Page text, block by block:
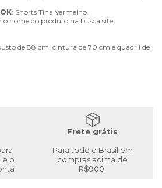
: Shorts Tina Vermelho.
o nome do produto na busca site.
de 88 cm, cintura de 70 cm e quadril de
e o
Frete grátis
Para todo o Brasil em
compras acima de
R$900.